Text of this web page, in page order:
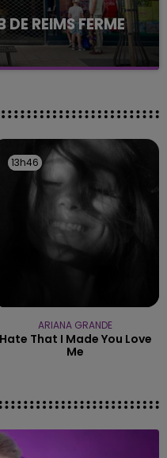
REIMS FERME
du centre-ville
13h46
13h46
ARIANA GRANDE
Hate That I Made You Love
Me